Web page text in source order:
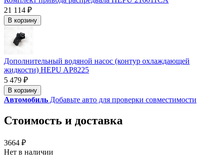
21 114 ₽
В корзину
Дополнительный водяной насос (контур охлаждающей
жидкости) HEPU AP8225
5 479 ₽
В корзину
Автомобиль Добавьте авто для проверки совместимости
Стоимость и доставка
3664 ₽
Нет в наличии